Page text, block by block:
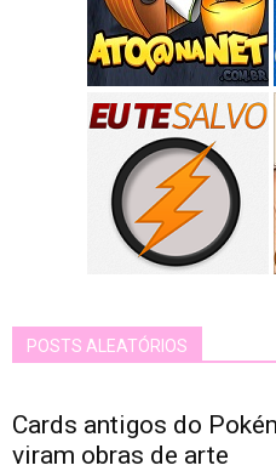
POSTS ALEATÓRIOS
Cards antigos do
viram obras de arte